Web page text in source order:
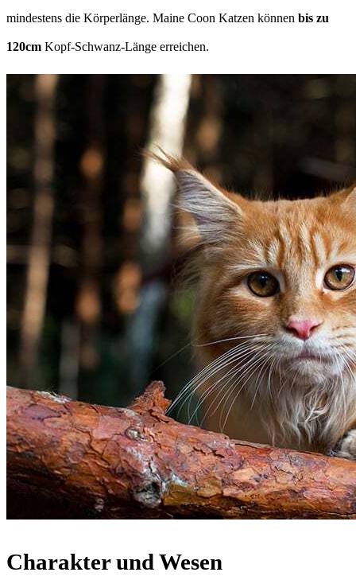
mindestens die Körperlänge. Maine Coon Katzen können bis zu
120cm Kopf-Schwanz-Länge erreichen.
Charakter und Wesen